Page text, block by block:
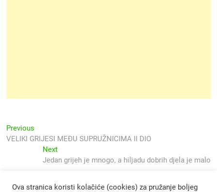
Navigacija
objava
Previous
post:
VELIKI GRIJESI MEĐU SUPRUŽNICIMA II DIO
NextNext
post:
Jedan grijeh je mnogo, a hiljadu dobrih djela je malo
Ova stranica koristi kolačiće (cookies) za pružanje boljeg